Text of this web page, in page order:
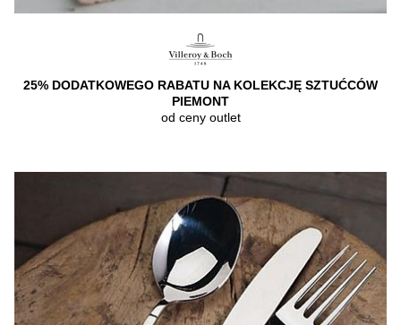
25% DODATKOWEGO RABATU NA KOLEKCJĘ SZTUĆCÓW
PIEMONT
od ceny outlet